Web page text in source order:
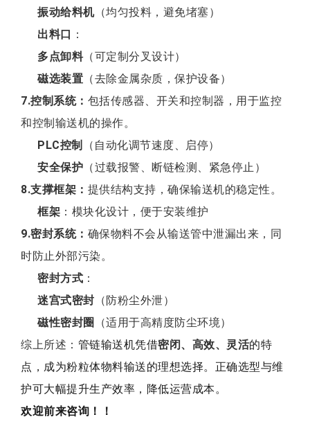
振动给料机（均匀投料，避免堵塞）
出料口 ：
多点卸料（可定制分叉设计）
磁选装置 （去除金属杂质，保护设备）
7.控制系统： 包括传感器、开关和控制器，用于监控
和控制输送机的操作。
PLC控制
（自动化调节速度、启停）
安全保护 （过载报警、断链检测、紧急停止）
8.支撑框架： 提供结构支持，确保输送机的稳定性。
框架 ：模块化设计，便于安装维护
9.密封系统： 确保物料不会从输送管中泄漏出来，同
时防止外部污染。
密封方式 ：
迷宫式密封 （防粉尘外泄）
磁性密封圈
（适用于高精度防尘环境）
综上所述： 管链输送机凭借密闭、高效、灵活的特
点，成为粉粒体物料输送的理想选择。正确选型与维
护可大幅提升生产效率，降低运营成本。
欢迎前来咨询！！